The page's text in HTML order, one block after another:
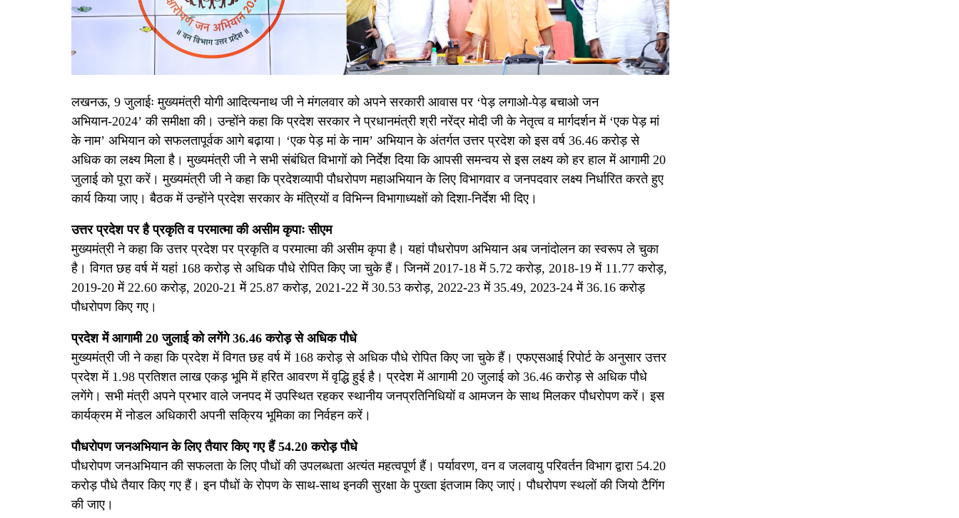
लखनऊ, 9 जुलाईः मुख्यमंत्री योगी आदित्यनाथ जी ने मंगलवार को अपने सरकारी आवास पर ‘पेड़ लगाओ-पेड़ बचाओ जन
अभियान-2024’ की समीक्षा की। उन्होंने कहा कि प्रदेश सरकार ने प्रधानमंत्री श्री नरेंद्र मोदी जी के नेतृत्व व मार्गदर्शन में ‘एक पेड़ मां
के नाम’ अभियान को सफलतापूर्वक आगे बढ़ाया। ‘एक पेड़ मां के नाम’ अभियान के अंतर्गत उत्तर प्रदेश को इस वर्ष 36.46 करोड़ से
अधिक का लक्ष्य मिला है। मुख्यमंत्री जी ने सभी संबंधित विभागों को निर्देश दिया कि आपसी समन्वय से इस लक्ष्य को हर हाल में आगामी 20
जुलाई को पूरा करें। मुख्यमंत्री जी ने कहा कि प्रदेशव्यापी पौधरोपण महाअभियान के लिए विभागवार व जनपदवार लक्ष्य निर्धारित करते हुए
कार्य किया जाए। बैठक में उन्होंने प्रदेश सरकार के मंत्रियों व विभिन्न विभागाध्यक्षों को दिशा-निर्देश भी दिए।
उत्तर प्रदेश पर है प्रकृति व परमात्मा की असीम कृपाः सीएम
मुख्यमंत्री ने कहा कि उत्तर प्रदेश पर प्रकृति व परमात्मा की असीम कृपा है। यहां पौधरोपण अभियान अब जनांदोलन का स्वरूप ले चुका
है। विगत छह वर्ष में यहां 168 करोड़ से अधिक पौधे रोपित किए जा चुके हैं। जिनमें 2017-18 में 5.72 करोड़, 2018-19 में 11.77 करोड़,
2019-20 में 22.60 करोड़, 2020-21 में 25.87 करोड़, 2021-22 में 30.53 करोड़, 2022-23 में 35.49, 2023-24 में 36.16 करोड़
पौधरोपण किए गए।
प्रदेश में आगामी 20 जुलाई को लगेंगे 36.46 करोड़ से अधिक पौधे
मुख्यमंत्री जी ने कहा कि प्रदेश में विगत छह वर्ष में 168 करोड़ से अधिक पौधे रोपित किए जा चुके हैं। एफएसआई रिपोर्ट के अनुसार उत्तर
प्रदेश में 1.98 प्रतिशत लाख एकड़ भूमि में हरित आवरण में वृद्धि हुई है। प्रदेश में आगामी 20 जुलाई को 36.46 करोड़ से अधिक पौधे
लगेंगे। सभी मंत्री अपने प्रभार वाले जनपद में उपस्थित रहकर स्थानीय जनप्रतिनिधियों व आमजन के साथ मिलकर पौधरोपण करें। इस
कार्यक्रम में नोडल अधिकारी अपनी सक्रिय भूमिका का निर्वहन करें।
पौधरोपण जनअभियान के लिए तैयार किए गए हैं 54.20 करोड़ पौधे
पौधरोपण जनअभियान की सफलता के लिए पौधों की उपलब्धता अत्यंत महत्वपूर्ण हैं। पर्यावरण, वन व जलवायु परिवर्तन विभाग द्वारा 54.20
करोड़ पौधे तैयार किए गए हैं। इन पौधों के रोपण के साथ-साथ इनकी सुरक्षा के पुख्ता इंतजाम किए जाएं। पौधरोपण स्थलों की जियो टैगिंग
की जाए।